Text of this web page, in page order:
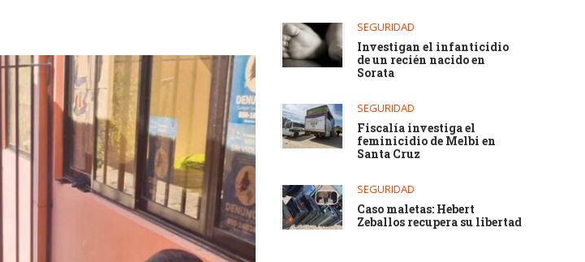
SEGURIDAD
Investigan el infanticidio
de un recién nacido en
Sorata
SEGURIDAD
Fiscalía investiga el
feminicidio de Melbi en
Santa Cruz
SEGURIDAD
Caso maletas: Hebert
Zeballos recupera su libertad